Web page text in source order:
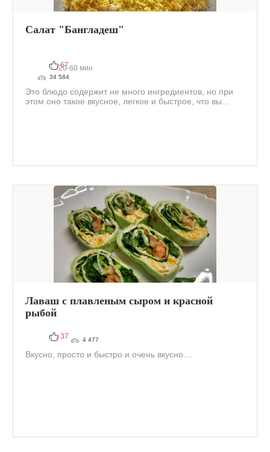
Салат "Бангладеш"
67
20-60 мин
34 584
Это блюдо содержит не много ингредиентов, но при
этом оно такое вкусное, легкое и быстрое, что вы...
Лаваш с плавленым сыром и красной
рыбой
37 4 477
Вкусно, просто и быстро и очень вкусно....